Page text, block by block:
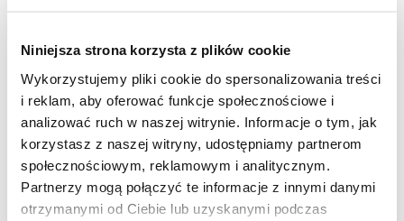
Niniejsza strona korzysta z plików cookie
Wykorzystujemy pliki cookie do spersonalizowania treści
i reklam, aby oferować funkcje społecznościowe i
analizować ruch w naszej witrynie. Informacje o tym, jak
korzystasz z naszej witryny, udostępniamy partnerom
społecznościowym, reklamowym i analitycznym.
Partnerzy mogą połączyć te informacje z innymi danymi
otrzymanymi od Ciebie lub uzyskanymi podczas
impregnacji granitu
płomieniowanego i łupanego
45,90 PLN 499,90
Wybierz pojemność
łupka
29,00PLN–890,00
Wybierz pojemność